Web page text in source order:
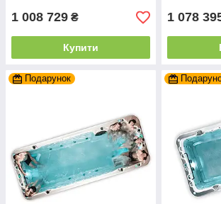
1 008 729 ₴
Купити
1 078
Подарунок